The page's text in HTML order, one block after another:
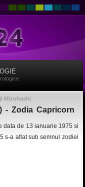
Mizuhashi
- Zodia Capricorn
data de 13 ianuarie 1975 si
s-a aflat sub semnul zodiei